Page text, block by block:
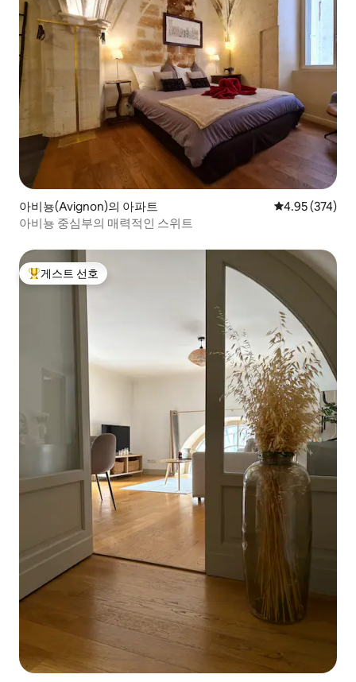
아비뇽(Avignon)의 아파트 평점 4.95점(5
4.95 (374)
아비뇽 중심부의 매력적인 스위트
상위 게스트 선호
게스트 선호